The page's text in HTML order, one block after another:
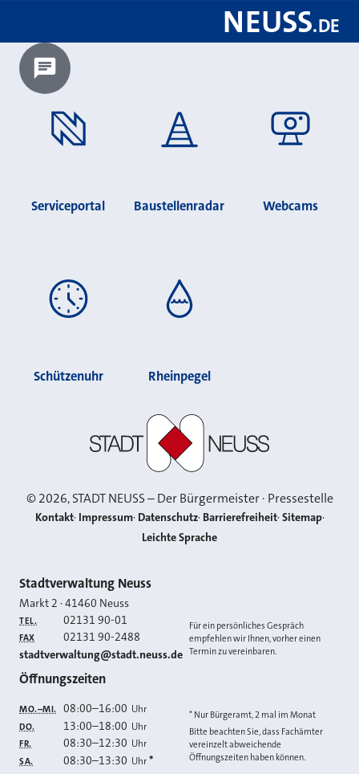
NEUSS.DE
Chatbot laden?
Serviceportal Baustellenradar Webcams
Schützenuhr Rheinpegel
©2026, STADT NEUSS – Der Bürgermeister · Pressestelle
Kontakt Impressum Datenschutz Barrierefreiheit Sitemap
Leichte Sprache
Kontakt
Stadtverwaltung Neuss
Markt 2 ·41460 Neuss
TEL. 02131 90-01
FAX 02131 90-2488
E-MAIL
stadtverwaltung@stadt.neuss.de
Für ein persönliches Gespräch
empfehlen wir Ihnen, vorher einen
Termin zu vereinbaren.
Öffnungszeiten
MO.–MI. 08:00–16:00 Uhr
DO. 13:00–18:00 Uhr
FR. 08:30–12:30 Uhr
SA. 08:30–13:30 Uhr *
* Nur Bürgeramt, 2 mal im Monat
Bitte beachten Sie, dass Fachämter
vereinzelt abweichende
Öffnungszeiten haben können.